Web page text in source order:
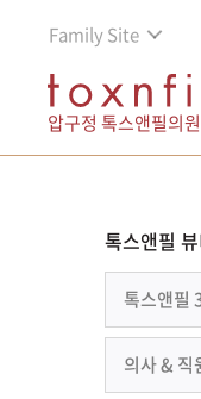
Family Site
압구정 톡스앤필의원
톡스앤필
톡스앤필
의사 & 직